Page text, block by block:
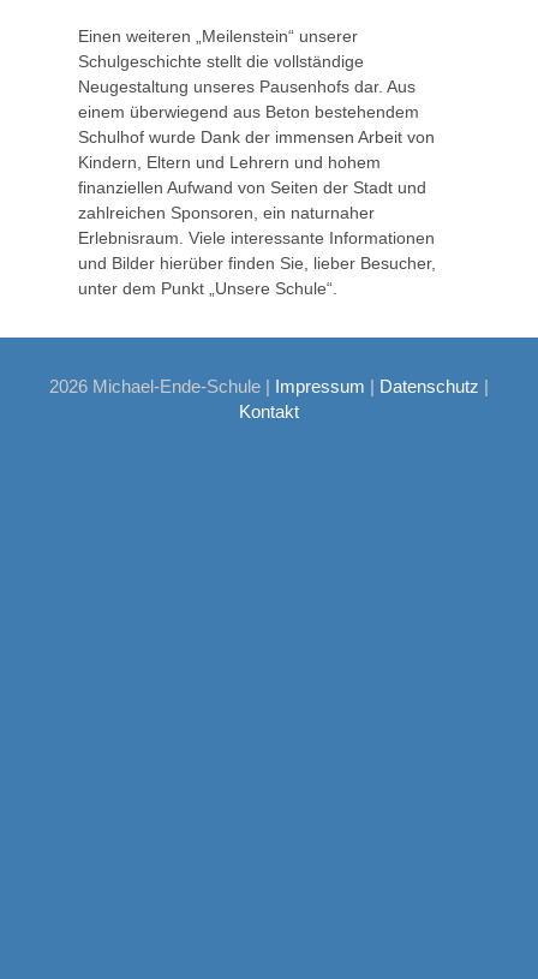
Einen weiteren „Meilenstein“ unserer
Schulgeschichte stellt die vollständige
Neugestaltung unseres Pausenhofs dar. Aus
einem überwiegend aus Beton bestehendem
Schulhof wurde Dank der immensen Arbeit von
Kindern, Eltern und Lehrern und hohem
finanziellen Aufwand von Seiten der Stadt und
zahlreichen Sponsoren, ein naturnaher
Erlebnisraum. Viele interessante Informationen
und Bilder hierüber finden Sie, lieber Besucher,
unter dem Punkt „Unsere Schule“.
2026 Michael-Ende-Schule | Impressum | Datenschutz |
Kontakt